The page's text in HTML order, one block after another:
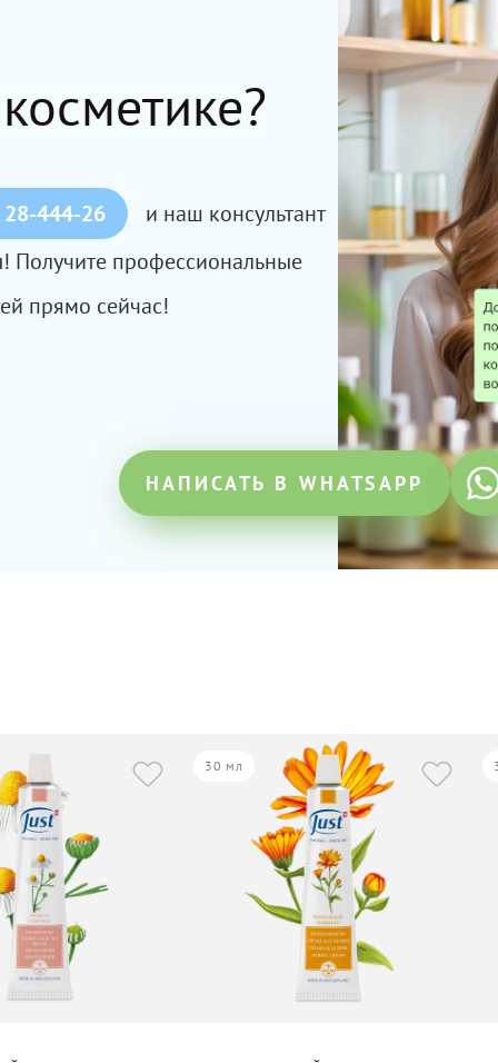
28-444-26
и наш консультант
Получите профессиональные
прямо сейчас!
НАПИСАТЬ В WHATSAPP
30 мл